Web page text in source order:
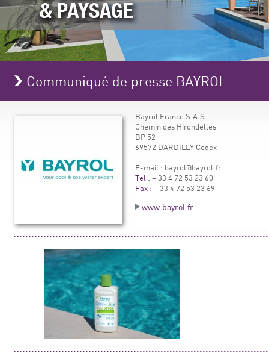
Communiqué de presse BAYROL
Bayrol France S.A.S
Chemin des Hirondelles
BP 52
69572 DARDILLY Cedex
E-mail : bayrol@bayrol.fr
Tel : + 33 4 72 53 23 60
Fax : + 33 4 72 53 23 69
www.bayrol.fr